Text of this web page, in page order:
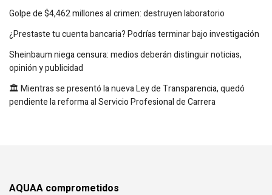
Golpe de $4,462 millones al crimen: destruyen laboratorio
¿Prestaste tu cuenta bancaria? Podrías terminar bajo investigación
Sheinbaum niega censura: medios deberán distinguir noticias,
opinión y publicidad
🏛️ Mientras se presentó la nueva Ley de Transparencia, quedó
pendiente la reforma al Servicio Profesional de Carrera
AQUAA comprometidos